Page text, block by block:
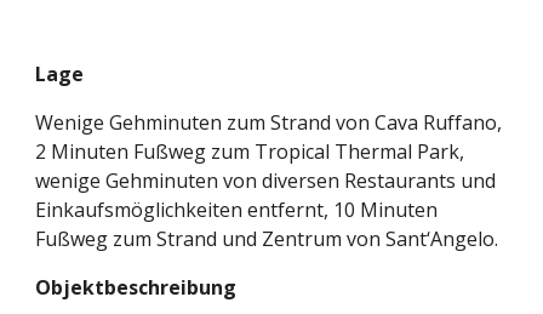
Lage
Wenige Gehminuten zum Strand von Cava Ruffano,
2 Minuten Fußweg zum Tropical Thermal Park,
wenige Gehminuten von diversen Restaurants und
Einkaufsmöglichkeiten entfernt, 10 Minuten
Fußweg zum Strand und Zentrum von Sant‘Angelo.
Objektbeschreibung